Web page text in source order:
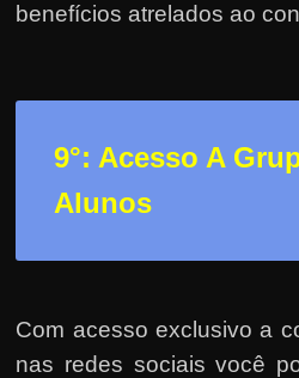
benefícios atrelados ao
9°: Acesso A
Alunos
Com acesso exclusivo a
nas redes sociais você